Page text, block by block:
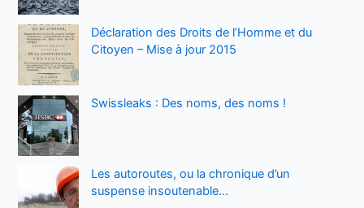
Déclaration des Droits de l’Homme et du
Citoyen – Mise à jour 2015
Swissleaks : Des noms, des noms !
Les autoroutes, ou la chronique d’un
suspense insoutenable…